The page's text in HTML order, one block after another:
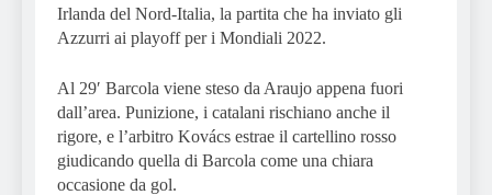
Irlanda del Nord-Italia, la partita che ha inviato gli
Azzurri ai playoff per i Mondiali 2022.
Al 29′ Barcola viene steso da Araujo appena fuori
dall’area. Punizione, i catalani rischiano anche il
rigore, e l’arbitro Kovács estrae il cartellino rosso
giudicando quella di Barcola come una chiara
occasione da gol.